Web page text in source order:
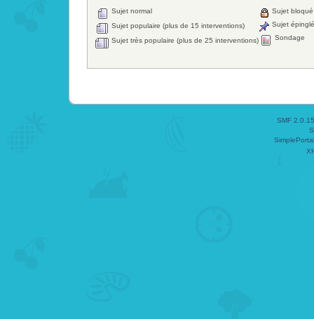
Sujet normal
Sujet populaire (plus de 15 interventions)
Sujet très populaire (plus de 25 interventions)
Sujet bloqué
Sujet
Sondage
SMF 2.0.15